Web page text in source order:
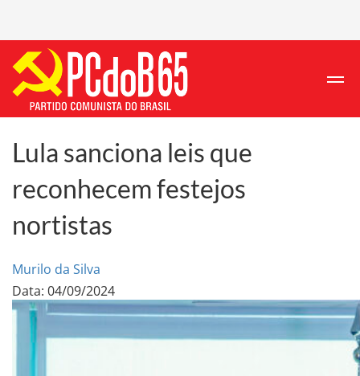
Lula sanciona leis que
reconhecem festejos
nortistas
Murilo da Silva
Data: 04/09/2024